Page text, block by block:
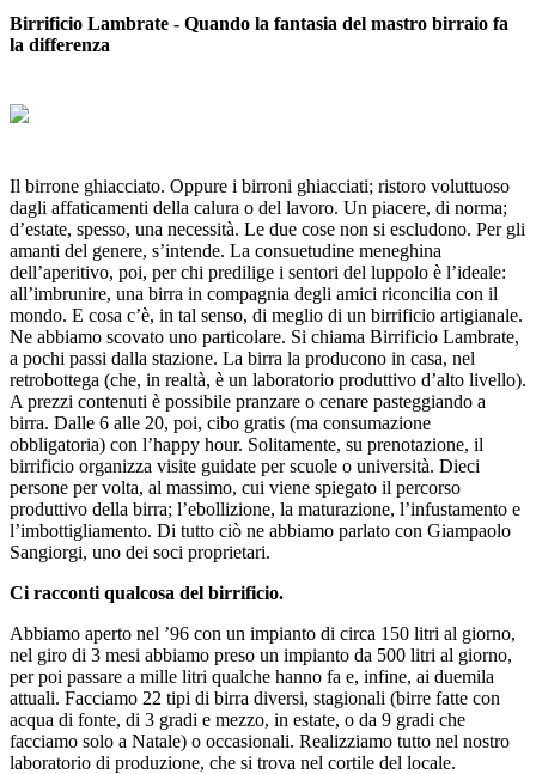
Birrificio Lambrate - Quando la fantasia del mastro birraio fa
la differenza
Il birrone ghiacciato. Oppure i birroni ghiacciati; ristoro voluttuoso
dagli affaticamenti della calura o del lavoro. Un piacere, di norma;
d’estate, spesso, una necessità. Le due cose non si escludono. Per gli
amanti del genere, s’intende. La consuetudine meneghina
dell’aperitivo, poi, per chi predilige i sentori del luppolo è l’ideale:
all’imbrunire, una birra in compagnia degli amici riconcilia con il
mondo. E cosa c’è, in tal senso, di meglio di un birrificio artigianale.
Ne abbiamo scovato uno particolare. Si chiama Birrificio Lambrate,
a pochi passi dalla stazione. La birra la producono in casa, nel
retrobottega (che, in realtà, è un laboratorio produttivo d’alto livello).
A prezzi contenuti è possibile pranzare o cenare pasteggiando a
birra. Dalle 6 alle 20, poi, cibo gratis (ma consumazione
obbligatoria) con l’happy hour. Solitamente, su prenotazione, il
birrificio organizza visite guidate per scuole o università. Dieci
persone per volta, al massimo, cui viene spiegato il percorso
produttivo della birra; l’ebollizione, la maturazione, l’infustamento e
l’imbottigliamento. Di tutto ciò ne abbiamo parlato con Giampaolo
Sangiorgi, uno dei soci proprietari.
Ci racconti qualcosa del birrificio.
Abbiamo aperto nel ’96 con un impianto di circa 150 litri al giorno,
nel giro di 3 mesi abbiamo preso un impianto da 500 litri al giorno,
per poi passare a mille litri qualche hanno fa e, infine, ai duemila
attuali. Facciamo 22 tipi di birra diversi, stagionali (birre fatte con
acqua di fonte, di 3 gradi e mezzo, in estate, o da 9 gradi che
facciamo solo a Natale) o occasionali. Realizziamo tutto nel nostro
laboratorio di produzione, che si trova nel cortile del locale.